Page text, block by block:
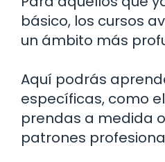
básico, los cursos
un ámbito más
Aquí podrás
específicas, como
prendas a medida
patrones